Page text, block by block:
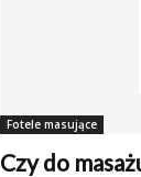
Fotele masujące
Czy do